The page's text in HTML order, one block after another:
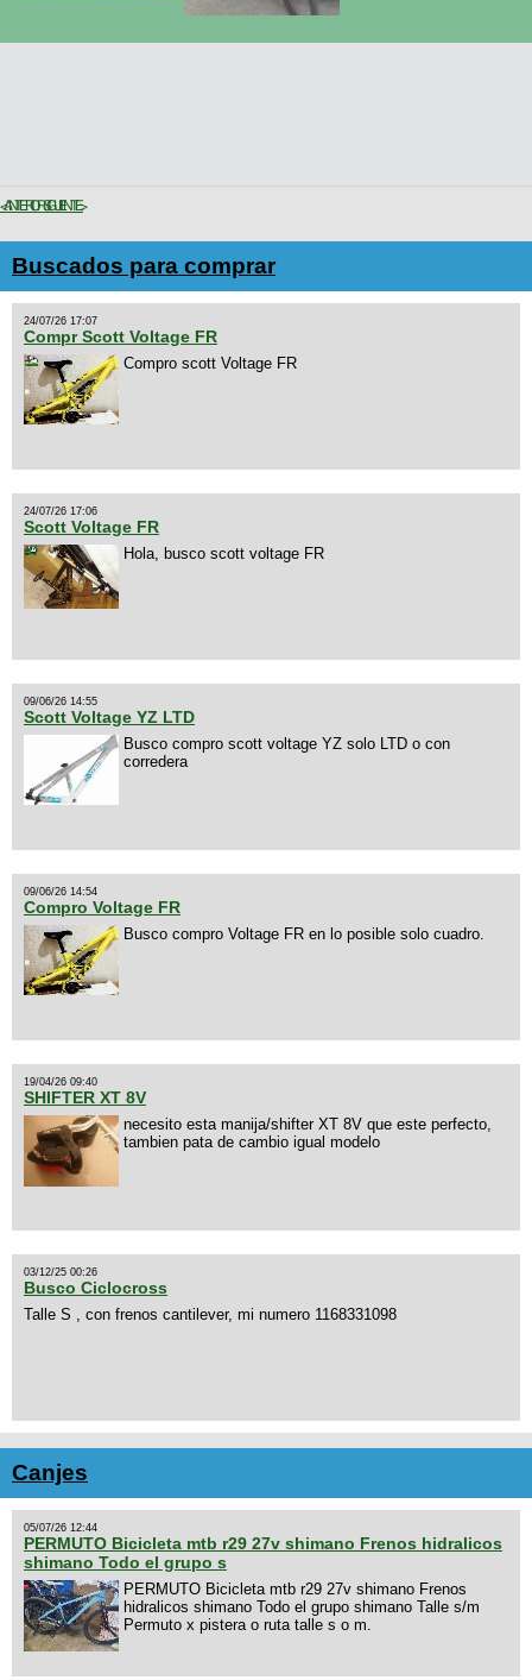
< ANTERIORSIGUIENTE >
Buscados para comprar
24/07/26 17:07
Compr Scott Voltage FR
Compro scott Voltage FR
24/07/26 17:06
Scott Voltage FR
Hola, busco scott voltage FR
09/06/26 14:55
Scott Voltage YZ LTD
Busco compro scott voltage YZ solo LTD o con
corredera
09/06/26 14:54
Compro Voltage FR
Busco compro Voltage FR en lo posible solo cuadro.
19/04/26 09:40
SHIFTER XT 8V
necesito esta manija/shifter XT 8V que este perfecto,
tambien pata de cambio igual modelo
03/12/25 00:26
Busco Ciclocross
Talle S , con frenos cantilever, mi numero 1168331098
Canjes
05/07/26 12:44
PERMUTO Bicicleta mtb r29 27v shimano Frenos hidralicos
shimano Todo el grupo s
PERMUTO Bicicleta mtb r29 27v shimano Frenos
hidralicos shimano Todo el grupo shimano Talle s/m
Permuto x pistera o ruta talle s o m.